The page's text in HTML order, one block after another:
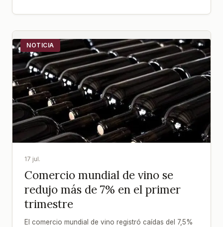
NOTICIA
17 jul.
Comercio mundial de vino se
redujo más de 7% en el primer
trimestre
El comercio mundial de vino registró caídas del 7,5%